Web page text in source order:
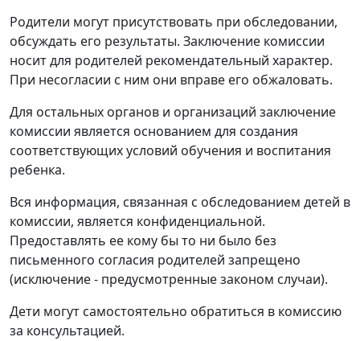
Родители могут присутствовать при обследовании,
обсуждать его результаты. Заключение комиссии
носит для родителей рекомендательный характер.
При несогласии с ним они вправе его обжаловать.
Для остальных органов и организаций заключение
комиссии является основанием для создания
соответствующих условий обучения и воспитания
ребенка.
Вся информация, связанная с обследованием детей в
комиссии, является конфиденциальной.
Предоставлять ее кому бы то ни было без
письменного согласия родителей запрещено
(исключение - предусмотренные законом случаи).
Дети могут самостоятельно обратиться в комиссию
за консультацией.